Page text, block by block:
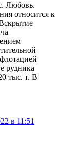
Любовь.
относится к
рудника
тыс. т. В
в 11:51